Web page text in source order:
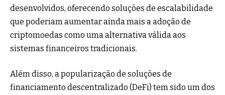
desenvolvidos, oferecendo soluções de escalabilidade
que poderiam aumentar ainda mais a adoção de
criptomoedas como uma alternativa válida aos
sistemas financeiros tradicionais.
Além disso, a popularização de soluções de
financiamento descentralizado (DeFi) tem sido um dos